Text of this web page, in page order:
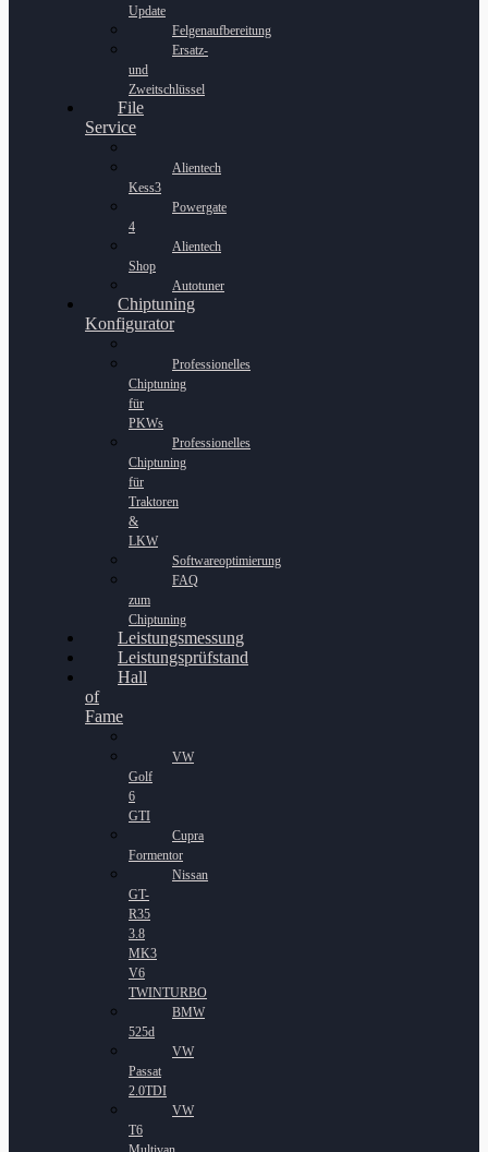
Update
Felgenaufbereitung
Ersatz-
und
Zweitschlüssel
File
Service
Alientech
Kess3
Powergate
4
Alientech
Shop
Autotuner
Chiptuning
Konfigurator
Professionelles
Chiptuning
für
PKWs
Professionelles
Chiptuning
für
Traktoren
&
LKW
Softwareoptimierung
FAQ
zum
Chiptuning
Leistungsmessung
Leistungsprüfstand
Hall
of
Fame
VW
Golf
6
GTI
Cupra
Formentor
Nissan
GT-
R35
3.8
MK3
V6
TWINTURBO
BMW
525d
VW
Passat
2.0TDI
VW
T6